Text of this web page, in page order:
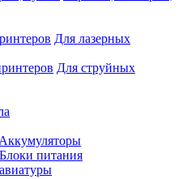
Для лазерных
Для струйных
Аккумуляторы
Блоки питания